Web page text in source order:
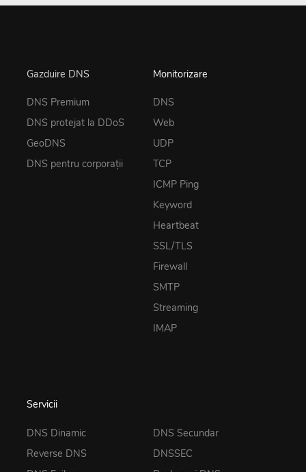
Gazduire DNS
DNS Premium
DNS protejat la DDoS
GeoDNS
DNS pentru corporații
Monitorizare
DNS
Web
UDP
TCP
ICMP Ping
Keyword
Heartbeat
SSL/TLS
Firewall
SMTP
Streaming
IMAP
Servicii
DNS Dinamic
Reverse DNS
DNS Secundar
DNSSEC